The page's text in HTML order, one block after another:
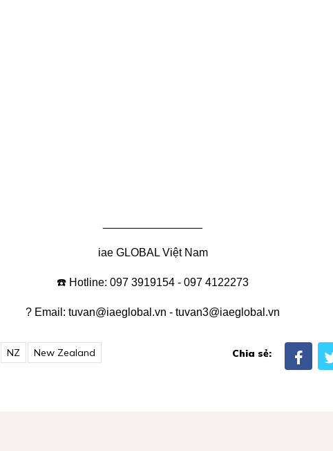
iae GLOBAL Việt Nam
☎️ Hotline: 097 3919154 - 097 4122273
? Email: tuvan@iaeglobal.vn - tuvan3@iaeglobal.vn
NZ New Zealand Chia sẻ: